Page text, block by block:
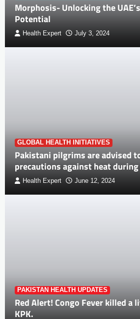
Morphosis- Unlocking the
Potential
Health Expert July 3, 2024
GLOBAL HEALTH INITIATIVES
Pakistani pilgrims are advised
precautions against heat
Health Expert June 12, 2024
PAKISTAN HEALTH UPDATES
Red Alert! Congo Fever killed a
KPK.